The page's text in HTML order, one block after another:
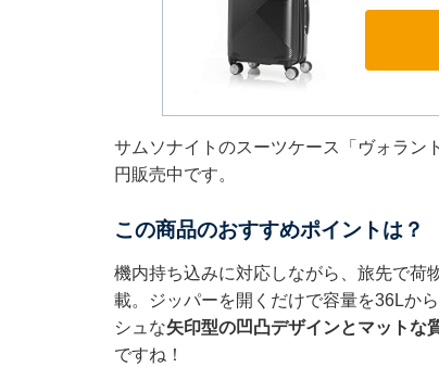
サムソナイトのスーツケース「ヴォラン
円販売中です。
この商品のおすすめポイントは？
機内持ち込みに対応しながら、旅先で荷
載。ジッパーを開くだけで容量を36Lか
シュな矢印型の凹凸デザインとマットな
ですね！